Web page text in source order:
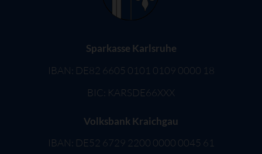
Sparkasse Karlsruhe
IBAN: DE82 6605 0101 0109 0000 18
BIC: KARSDE66XXX
Volksbank Kraichgau
IBAN: DE52 6729 2200 0000 0045 61